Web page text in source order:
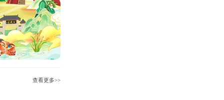
查看更多>>